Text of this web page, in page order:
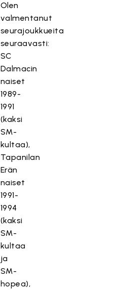
Olen
valmentanut
seurajoukkueita
seuraavasti:
SC
Dalmacin
naiset
1989-
1991
(kaksi
SM-
kultaa),
Tapanilan
Erän
naiset
1991-
1994
(kaksi
SM-
kultaa
ja
SM-
hopea),